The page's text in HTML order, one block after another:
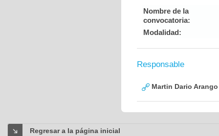
Nombre de la
convocatoria:
Modalidad:
Responsable
Martin Dario
Regresar a la página inicial